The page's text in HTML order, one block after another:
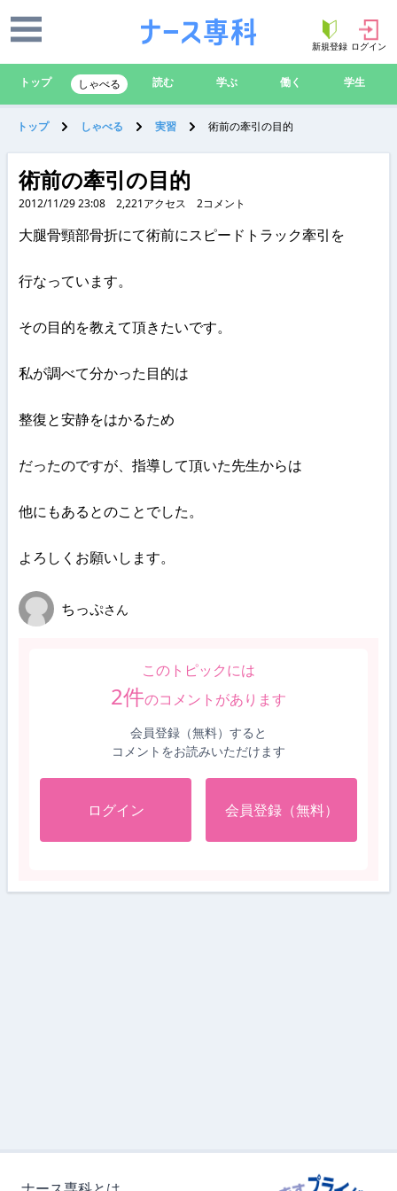
新規登録 ログイン
トップ しゃべる 読む 学ぶ 働く 学生
トップ しゃべる 実習 術前の牽引の目的
術前の牽引の目的
2012/11/29 23:08 2,221アクセス 2コメント
大腿骨頸部骨折にて術前にスピードトラック牽引を
行なっています。
その目的を教えて頂きたいです。
私が調べて分かった目的は
整復と安静をはかるため
だったのですが、指導して頂いた先生からは
他にもあるとのことでした。
よろしくお願いします。
ちっぷさん
このトピックには
2件のコメントがあります
会員登録（無料）すると
コメントをお読みいただけます
ログイン 会員登録（無料）